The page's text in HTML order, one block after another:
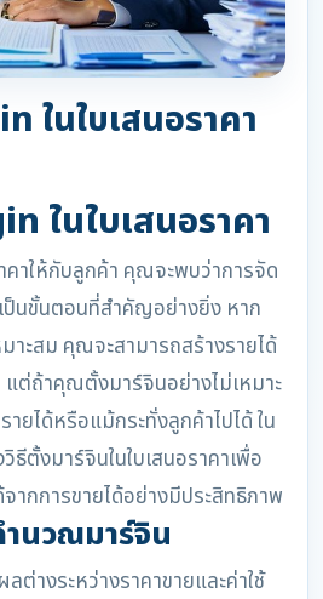
ในใบเสนอราคา
ในใบเสนอราคา
คาให้กับลูกค้า คุณจะพบว่าการจัด
นขั้นตอนที่สำคัญอย่างยิ่ง หาก
ะสม คุณจะสามารถสร้างรายได้
แต่ถ้าคุณตั้งมาร์จินอย่างไม่เหมาะ
ยได้หรือแม้กระทั่งลูกค้าไปได้ ใน
ธีตั้งมาร์จินในใบเสนอราคาเพื่อ
ากการขายได้อย่างมีประสิทธิภาพ
ำนวณมาร์จิน
ต่างระหว่างราคาขายและค่าใช้